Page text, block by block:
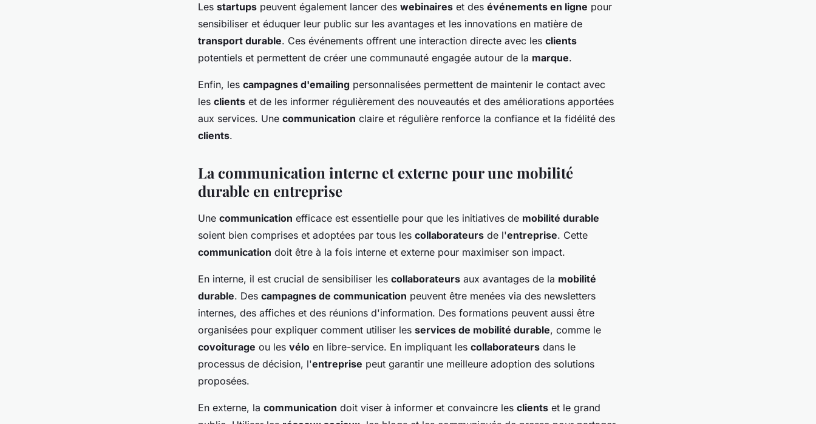
Les startups peuvent également lancer des webinaires et des événements en ligne pour
sensibiliser et éduquer leur public sur les avantages et les innovations en matière de
transport durable. Ces événements offrent une interaction directe avec les clients
potentiels et permettent de créer une communauté engagée autour de la marque.
Enfin, les campagnes d'emailing personnalisées permettent de maintenir le contact avec
les clients et de les informer régulièrement des nouveautés et des améliorations apportées
aux services. Une communication claire et régulière renforce la confiance et la fidélité des
clients.
La communication interne et externe pour une mobilité
durable en entreprise
Une communication efficace est essentielle pour que les initiatives de mobilité durable
soient bien comprises et adoptées par tous les collaborateurs de l'entreprise. Cette
communication doit être à la fois interne et externe pour maximiser son impact.
En interne, il est crucial de sensibiliser les collaborateurs aux avantages de la mobilité
durable. Des campagnes de communication peuvent être menées via des newsletters
internes, des affiches et des réunions d'information. Des formations peuvent aussi être
organisées pour expliquer comment utiliser les services de mobilité durable, comme le
covoiturage ou les vélo en libre-service. En impliquant les collaborateurs dans le
processus de décision, l'entreprise peut garantir une meilleure adoption des solutions
proposées.
En externe, la communication doit viser à informer et convaincre les clients et le grand